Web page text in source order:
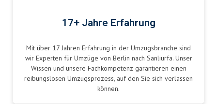
17+ Jahre Erfahrung
Mit über 17 Jahren Erfahrung in der Umzugsbranche sind
wir Experten für Umzüge von Berlin nach Sanliurfa. Unser
Wissen und unsere Fachkompetenz garantieren einen
reibungslosen Umzugsprozess, auf den Sie sich verlassen
können.